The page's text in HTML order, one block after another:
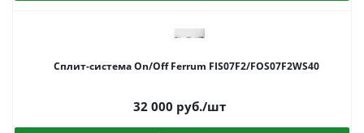
Сплит-система On/Off Ferrum FIS07F2/FOS07F2WS40
32 000 руб./шт